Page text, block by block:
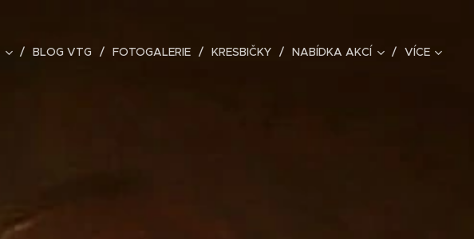
BLOG VTG FOTOGALERIE KRESBIČKY NABÍDKA AKCÍ VÍCE